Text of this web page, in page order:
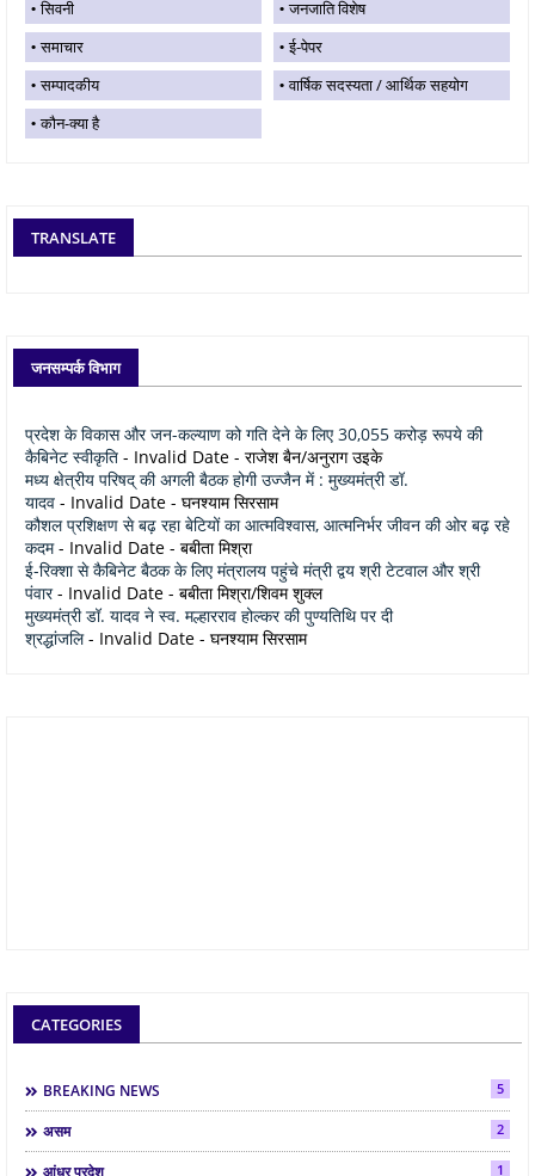
सिवनी
जनजाति विशेष
समाचार
ई-पेपर
सम्पादकीय
वार्षिक सदस्यता / आर्थिक सहयोग
कौन-क्या है
TRANSLATE
जनसम्पर्क विभाग
प्रदेश के विकास और जन-कल्याण को गति देने के लिए 30,055 करोड़ रूपये की
कैबिनेट स्वीकृति - Invalid Date - राजेश बैन/अनुराग उइके
मध्य क्षेत्रीय परिषद् की अगली बैठक होगी उज्जैन में : मुख्यमंत्री डॉ.
यादव - Invalid Date - घनश्याम सिरसाम
कौशल प्रशिक्षण से बढ़ रहा बेटियों का आत्मविश्वास, आत्मनिर्भर जीवन की ओर बढ़ रहे
कदम- Invalid Date - बबीता मिश्रा
ई-रिक्शा से कैबिनेट बैठक के लिए मंत्रालय पहुंचे मंत्री द्वय श्री टेटवाल और श्री
पंवार- Invalid Date - बबीता मिश्रा/शिवम शुक्ल
मुख्यमंत्री डॉ. यादव ने स्व. मल्हारराव होल्कर की पुण्यतिथि पर दी
श्रद्धांजलि- Invalid Date - घनश्याम सिरसाम
CATEGORIES
BREAKING NEWS 5
असम 2
आंध्र प्रदेश 1